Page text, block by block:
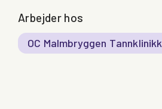
Arbejder hos
OC Malmbryggen Tannklinikk